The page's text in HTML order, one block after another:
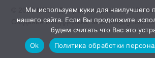
© 2026 МБУ «Дворец спорта» им. Ю.
Создание и поддержка:
Мы используем куки для наилучшего
нашего сайта. Если Вы продолжите
будем считать что Вас это
Ok
Политика обработки